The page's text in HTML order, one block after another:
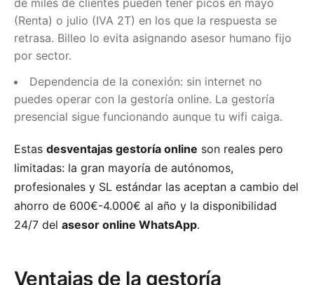
de miles de clientes pueden tener picos en mayo
(Renta) o julio (IVA 2T) en los que la respuesta se
retrasa. Billeo lo evita asignando asesor humano fijo
por sector.
Dependencia de la conexión: sin internet no
puedes operar con la gestoría online. La gestoría
presencial sigue funcionando aunque tu wifi caiga.
Estas desventajas gestoría online son reales pero
limitadas: la gran mayoría de autónomos,
profesionales y SL estándar las aceptan a cambio del
ahorro de 600€-4.000€ al año y la disponibilidad
24/7 del asesor online WhatsApp.
Ventajas de la gestoría